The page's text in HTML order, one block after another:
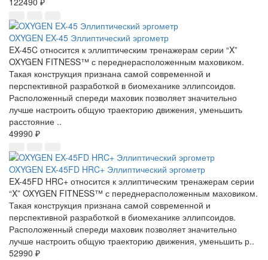
OXYGEN EX-45 Эллиптический эргометр
EX-45C относится к эллиптическим тренажерам серии “X”
OXYGEN FITNESS™ с переднерасположенным маховиком.
Такая конструкция признана самой современной и
перспективной разработкой в биомеханике эллипсоидов.
Расположенный спереди маховик позволяет значительно
лучше настроить общую траекторию движения, уменьшить
расстояние ..
49990 ₽
OXYGEN EX-45FD HRC+ Эллиптический эргометр
EX-45FD HRC+ относится к эллиптическим тренажерам серии
“X” OXYGEN FITNESS™ с переднерасположенным маховиком.
Такая конструкция признана самой современной и
перспективной разработкой в биомеханике эллипсоидов.
Расположенный спереди маховик позволяет значительно
лучше настроить общую траекторию движения, уменьшить р..
52990 ₽